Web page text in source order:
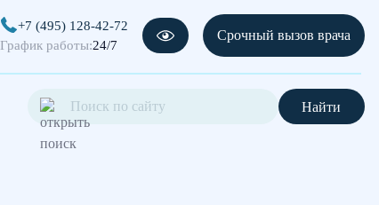
+7 (495) 128-42-72
График работы:24/7
Срочный вызов врача
Найти